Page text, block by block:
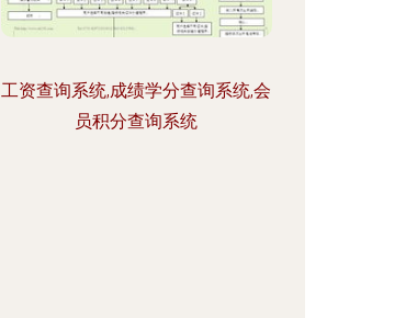
工资查询系统,成绩学分查询系统,会
员积分查询系统